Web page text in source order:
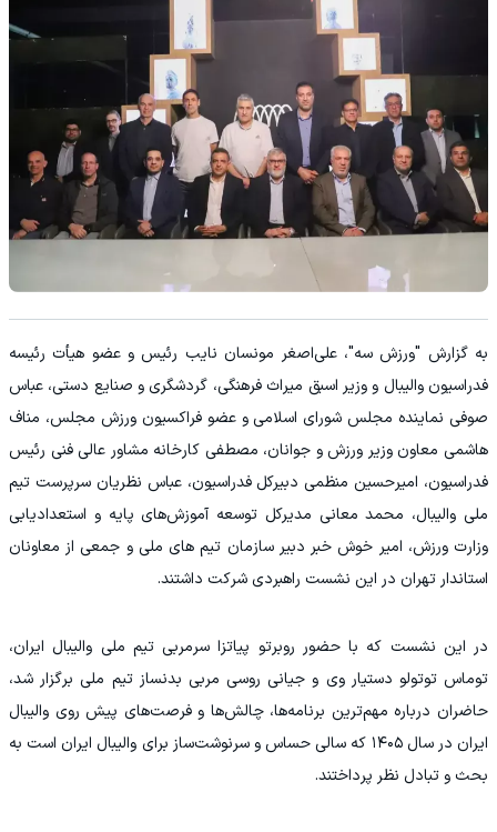
به گزارش "ورزش سه"، علی‌اصغر مونسان نایب رئیس و عضو هیأت رئیسه
فدراسیون والیبال و وزیر اسبق میراث فرهنگی، گردشگری و صنایع دستی، عباس
صوفی نماینده مجلس شورای اسلامی و عضو فراکسیون ورزش مجلس، مناف
هاشمی معاون وزیر ورزش و جوانان، مصطفی کارخانه مشاور عالی فنی رئیس
فدراسیون، امیرحسین منظمی دبیرکل فدراسیون، عباس نظریان سرپرست تیم
ملی والیبال، محمد معانی مدیرکل توسعه آموزش‌های پایه و استعدادیابی
وزارت ورزش، امیر خوش خبر دبیر سازمان تیم های ملی و جمعی از معاونان
استاندار تهران در این نشست راهبردی شرکت داشتند.
در این نشست که با حضور روبرتو پیاتزا سرمربی تیم ملی والیبال ایران،
توماس توتولو دستیار وی و جیانی روسی مربی بدنساز تیم ملی برگزار شد،
حاضران درباره مهم‌ترین برنامه‌ها، چالش‌ها و فرصت‌های پیش روی والیبال
ایران در سال ۱۴۰۵ که سالی حساس و سرنوشت‌ساز برای والیبال ایران است به
بحث و تبادل نظر پرداختند.